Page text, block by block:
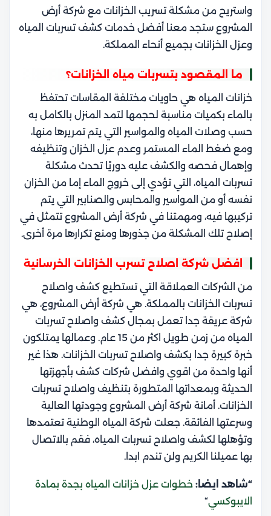
واستريح من مشكلة تسريب الخزانات مع شركة أرض
المشروع ستجد معنا أفضل خدمات كشف تسربات المياه
وعزل الخزانات بجميع أنحاء المملكة.
ما المقصود بتسربات مياه الخزانات؟
خزانات المياه هي حاويات مختلفة المقاسات تحتفظ
بالماء بكميات مناسبة لحجمها لتمد المنزل بالكامل به
حسب وصلات المياه والمواسير التي يتم تمريرها منها،
ومع ضغط الماء المستمر وعدم عزل الخزان وتنظيفه
وإهمال فحصه والكشف عليه دوريًا تحدث مشكلة
تسربات المياه، التي تؤدي إلى خروج الماء إما من الخزان
نفسه أو من المواسير والمحابس والصنابير التي يتم
تركيبها فيه، ومهمتنا في شركة أرض المشروع تتمثل في
إصلاح تلك المشكلة من جذورها ومنع تكرارها مرة أخرى.
افضل شركة اصلاح تسرب الخزانات الخرسانية
من الشركات العملاقة التي تستطيع كشف واصلاح
تسربات الخزانات بالمملكة. هي شركة أرض المشروع، هي
شركة عريقة جدا تعمل بمجال كشف واصلاح تسربات
المياه من زمن طويل اكثر من 15 عام. و
عمالها يمتلكون
خبرة كبيرة جدا بكشف واصلاح تسربات الخزانات. هذا غير
أنها واحدة من اقوي وافضل شركات كشف بأجهزتها
الحديثة وبمعداتها المتطورة بتنظيف واصلاح تسربات
الخزانات. أمانة شركة أرض المشروع وجودتها العالية
وسرعتها الفائقة. جعلت شركة المياه الوطنية تعتمدها
وتؤهلها لكشف واصلاح تسربات المياه، فقم بالاتصال
بها عميلنا الكريم ولن تندم ابدا.
“شاهد ايضا: خطوات عزل خزانات المياه بجدة بمادة
الايبوكسي“